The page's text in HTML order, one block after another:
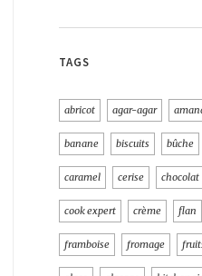
TAGS
abricot agar-agar
banane biscuits bûche
caramel cerise chocolat
cook expert crème flan
framboise fromage